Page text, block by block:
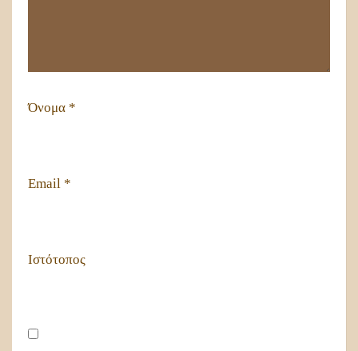
Όνομα *
Email *
Ιστότοπος